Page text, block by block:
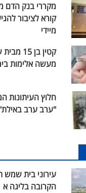
מקררי בנק הדם
קורא לציבור
מיידי
קטין
מעשה אלימות
חלוץ העיתונות
"ערב ערב
עירוני בית
הקרובה בליגה א